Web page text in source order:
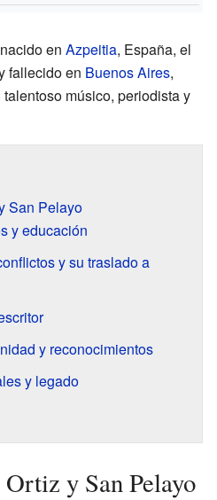
en Azpeitia, España, el
fallecido en Buenos Aires,
músico, periodista y
San Pelayo
y educación
y su traslado a
y reconocimientos
y legado
y San Pelayo